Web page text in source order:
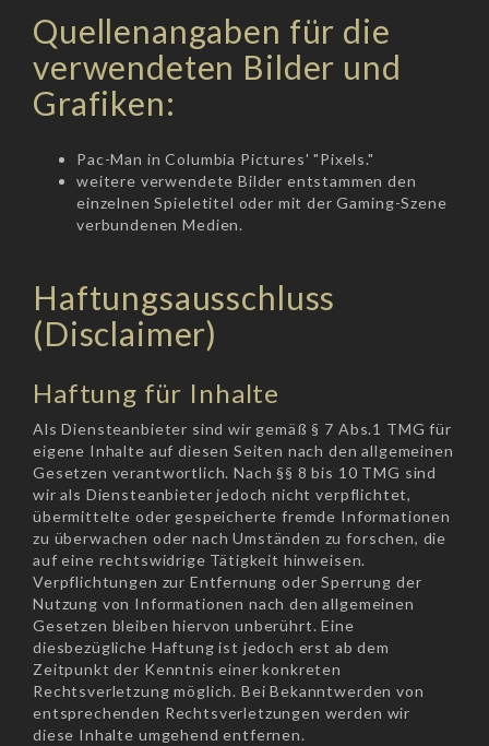
Quellenangaben für die
verwendeten Bilder und
Grafiken:
Pac-Man in Columbia Pictures' "Pixels."
weitere verwendete Bilder entstammen den
einzelnen Spieletitel oder mit der Gaming-Szene
verbundenen Medien.
Haftungsausschluss
(Disclaimer)
Haftung für Inhalte
Als Diensteanbieter sind wir gemäß § 7 Abs.1 TMG für
eigene Inhalte auf diesen Seiten nach den allgemeinen
Gesetzen verantwortlich. Nach §§ 8 bis 10 TMG sind
wir als Diensteanbieter jedoch nicht verpflichtet,
übermittelte oder gespeicherte fremde Informationen
zu überwachen oder nach Umständen zu forschen, die
auf eine rechtswidrige Tätigkeit hinweisen.
Verpflichtungen zur Entfernung oder Sperrung der
Nutzung von Informationen nach den allgemeinen
Gesetzen bleiben hiervon unberührt. Eine
diesbezügliche Haftung ist jedoch erst ab dem
Zeitpunkt der Kenntnis einer konkreten
Rechtsverletzung möglich. Bei Bekanntwerden von
entsprechenden Rechtsverletzungen werden wir
diese Inhalte umgehend entfernen.